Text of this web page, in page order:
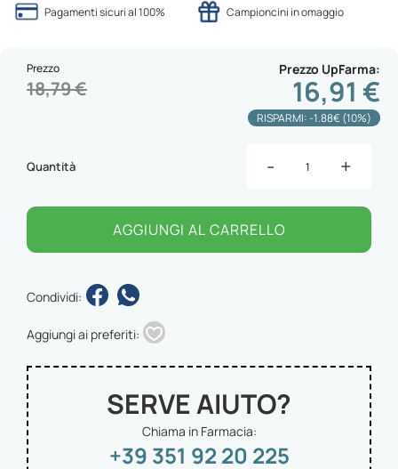
Pagamenti sicuri al 100%
Campioncini in omaggio
Prezzo UpFarma
16,91 €
Prezzo
18,79 €
RISPARMI: -1.88€ (10%)
Quantità - +
AGGIUNGI AL CARRELLO
Condividi:
Aggiungi ai preferiti:
SERVE AIUTO?
Chiama in Farmacia:
+39 351 92 20 225